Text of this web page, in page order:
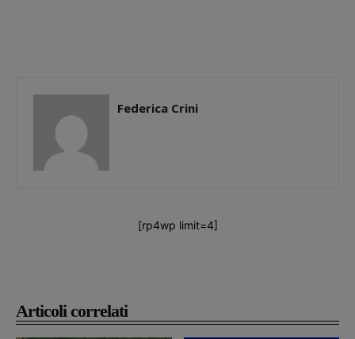
Articoli correlati
Federica Crini
[rp4wp limit=4]